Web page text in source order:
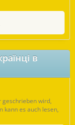
в
wird,
kann es auch lesen,